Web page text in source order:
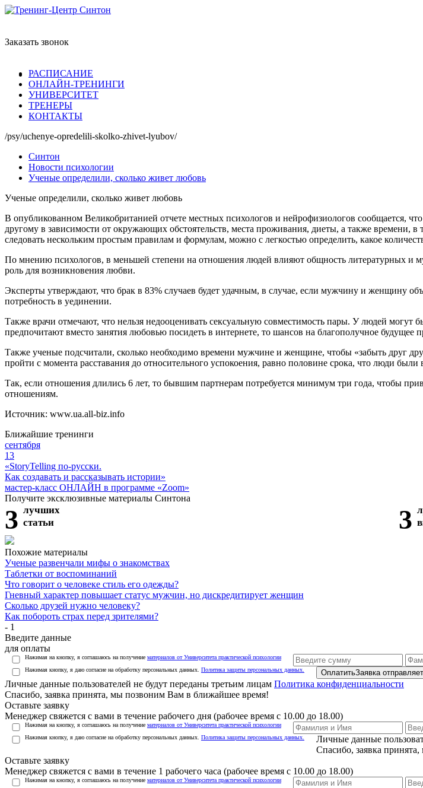
Заказать звонок
РАСПИСАНИЕ
ОНЛАЙН-ТРЕНИНГИ
УНИВЕРСИТЕТ
ТРЕНЕРЫ
КОНТАКТЫ
/psy/uchenye-opredelili-skolko-zhivet-lyubov/
Синтон
Новости психологии
Ученые определили, сколько живет любовь
Ученые определили, сколько живет любовь
В опубликованном Великобританией отчете местных психологов и нейрофизиологов сообщается,
другому в зависимости от окружающих обстоятельств, места проживания, диеты, а также времени, в
следовать нескольким простым правилам и формулам, можно с легкостью определить, какое
По мнению психологов, в меньшей степени на отношения людей влияют общность литературных и
роль для возникновения любви.
Эксперты утверждают, что брак в 83% случаев будет удачным, в случае, если мужчину и женщину
потребность в уединении.
Также врачи отмечают, что нельзя недооценивать сексуальную совместимость пары. У людей могут
предпочитают вместо занятия любовью посидеть в интернете, то шансов на благополучное будущее
Также ученые подсчитали, сколько необходимо времени мужчине и женщине, чтобы «забыть друг
пройти с момента расставания до относительного успокоения, равно половине срока, что люди были
Так, если отношения длились 6 лет, то бывшим партнерам потребуется минимум три года, чтобы
отношениям.
Источник: www.ua.all-biz.info
Ближайшие тренинги
сентября
13
«StoryTelling по-русски.
Как создавать и рассказывать истории»
мастер-класс ОНЛАЙН в программе «Zoom»
Получите эксклюзивные материалы Синтона
3 лучших
статьи
3
Похожие материалы
Ученые развенчали мифы о знакомствах
Таблетки от воспоминаний
Что говорит о человеке стиль его одежды?
Гневный характер повышает статус мужчин, но дискредитирует женщин
Сколько друзей нужно человеку?
Как побороть страх перед зрителями?
- 1
Введите данные
для оплаты
Нажимая на кнопку, я соглашаюсь на получение материалов от Университета практической психологии
Нажимая кнопку, я даю согласие на обработку персональных данных. Политика защиты персональных данных. ОплатитьЗаявка
Личные данные пользователей не будут переданы третьим лицам Политика конфиденциальности
Спасибо, заявка принята, мы позвоним Вам в ближайшее время!
Оставьте заявку
Менеджер свяжется с вами в течение рабочего дня (рабочее время с 10.00 до 18.00)
Нажимая на кнопку, я соглашаюсь на получение материалов от Университета практической психологии
Нажимая кнопку, я даю согласие на обработку персональных данных. Политика защиты персональных данных. Личные данные
Спасибо, заявка
Оставьте заявку
Менеджер свяжется с вами в течение 1 рабочего часа (рабочее время с 10.00 до 18.00)
Нажимая на кнопку, я соглашаюсь на получение материалов от Университета практической психологии